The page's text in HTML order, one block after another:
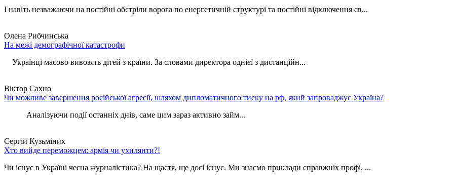
І навіть незважаючи на постійні обстріли ворога по енергетичній структурі та постійні відключення св...
Олена Рибчинська
На межі демографічної катастрофи
Українці масово вивозять дітей з країни. За словами директора однієї з дистанційн...
Віктор Сахно
Чи можливе завершення російської агресії, шляхом дипломатичного тиску на рф, який запроваджує Україна?
Аналізуючи події останніх днів, саме цим зараз активно займ...
Сергій Кузьміних
Хто вийде переможцем: армія чи ухилянти?!
Чи існує в Україні чесна журналістика? На щастя, ще досі існує. Ми знаємо приклади справжніх профі, ...